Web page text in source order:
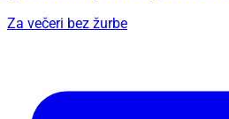
Za večeri bez žurbe